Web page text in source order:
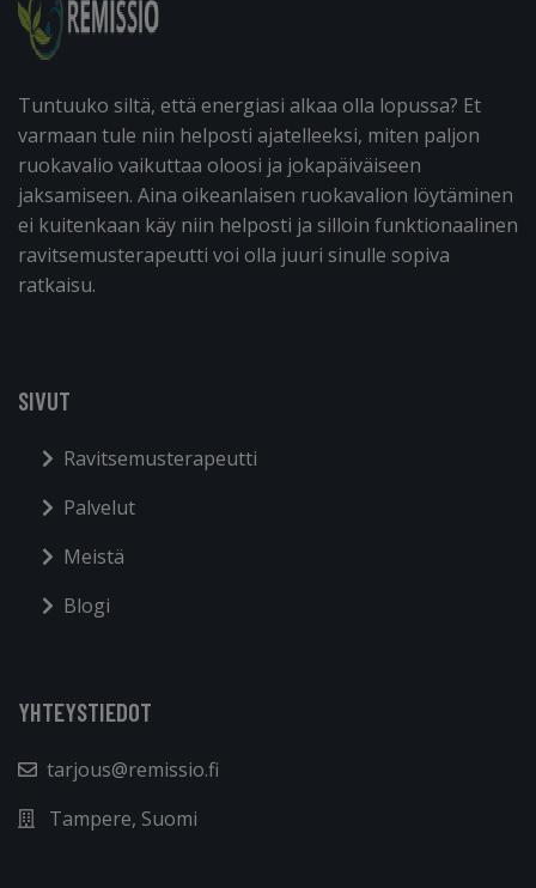
Tuntuuko siltä, että energiasi alkaa olla lopussa? Et
varmaan tule niin helposti ajatelleeksi, miten paljon
ruokavalio vaikuttaa oloosi ja jokapäiväiseen
jaksamiseen. Aina oikeanlaisen ruokavalion löytäminen
ei kuitenkaan käy niin helposti ja silloin funktionaalinen
ravitsemusterapeutti voi olla juuri sinulle sopiva
ratkaisu.
SIVUT
Ravitsemusterapeutti
Palvelut
Meistä
Blogi
YHTEYSTIEDOT
tarjous@remissio.fi
Tampere, Suomi